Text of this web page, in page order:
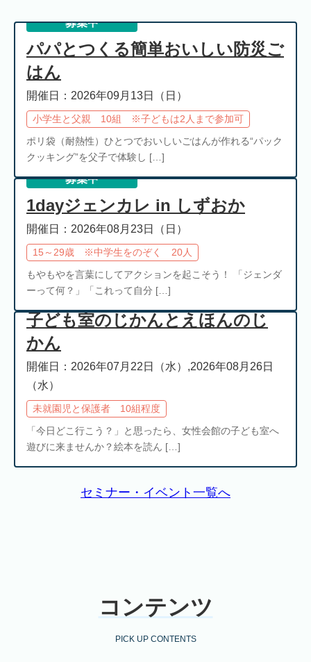
募集中
パパとつくる簡単おいしい防災ご
はん
開催日：2026年09月13日（日）
小学生と父親 10組 ※子どもは2人まで参加可
ポリ袋（耐熱性）ひとつでおいしいごはんが作れる“パック
クッキング”を父子で体験し […]
募集中
1dayジェンカレ in しずおか
開催日：2026年08月23日（日）
15～29歳 ※中学生をのぞく 20人
もやもやを言葉にしてアクションを起こそう！ 「ジェンダ
ーって何？」「これって自分 […]
子ども室のじかんとえほんのじ
かん
開催日：2026年07月22日（水）,2026年08月26日
（水）
未就園児と保護者 10組程度
「今日どこ行こう？」と思ったら、女性会館の子ども室へ
遊びに来ませんか？絵本を読ん […]
セミナー・イベント一覧へ
コンテンツ
PICK UP CONTENTS